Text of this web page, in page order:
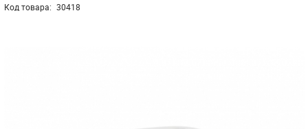
Код товара: 30418